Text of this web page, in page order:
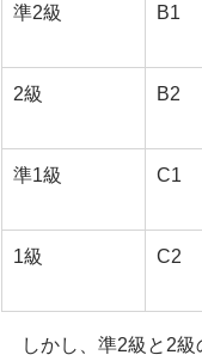
準2級 B1
2級 B2
準1級 C1
1級 C2
しかし、準2級と2